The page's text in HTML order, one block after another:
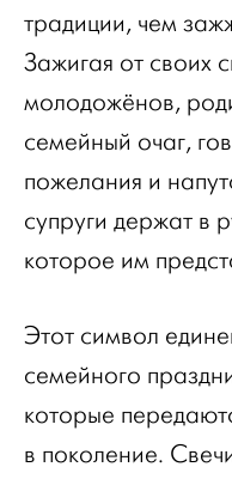
традиции, чем
Зажигая от своих
молодожёнов,
семейный очаг,
пожелания и
супруги держат в
которое им
Этот символ
семейного
которые
в поколение.